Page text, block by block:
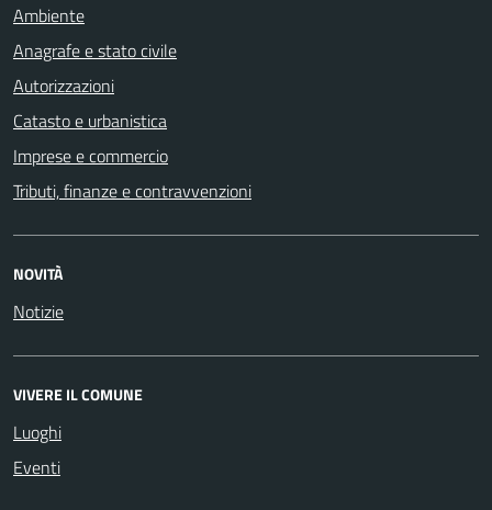
Ambiente
Anagrafe e stato civile
Autorizzazioni
Catasto e urbanistica
Imprese e commercio
Tributi, finanze e contravvenzioni
NOVITÀ
Notizie
VIVERE IL COMUNE
Luoghi
Eventi